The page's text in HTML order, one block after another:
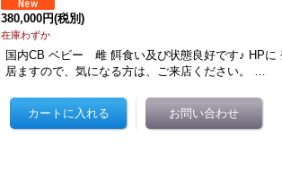
380,000円(税別)
在庫わずか
国内CB ベビー 雌 餌食い及び状態良好です♪ HPに
居ますので、気になる方は、ご来店ください。 …